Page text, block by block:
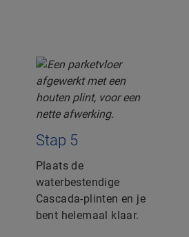
Stap 5
Plaats de
waterbestendige
Cascada-plinten en je
bent helemaal klaar.